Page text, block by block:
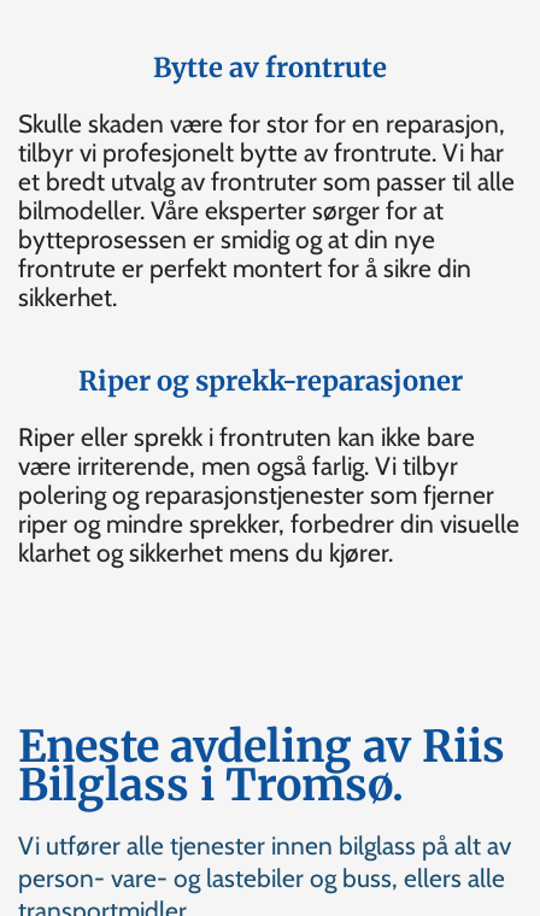
Bytte av frontrute
Skulle skaden være for stor for en reparasjon,
tilbyr vi profesjonelt bytte av frontrute. Vi har
et bredt utvalg av frontruter som passer til alle
bilmodeller. Våre eksperter sørger for at
bytteprosessen er smidig og at din nye
frontrute er perfekt montert for å sikre din
sikkerhet.
Riper og sprekk-reparasjoner
Riper eller sprekk i frontruten kan ikke bare
være irriterende, men også farlig. Vi tilbyr
polering og reparasjonstjenester som fjerner
riper og mindre sprekker, forbedrer din visuelle
klarhet og sikkerhet mens du kjører.
Eneste avdeling av Riis
Bilglass i Tromsø.
Vi utfører alle tjenester innen bilglass på alt av
person- vare- og lastebiler og buss, ellers alle